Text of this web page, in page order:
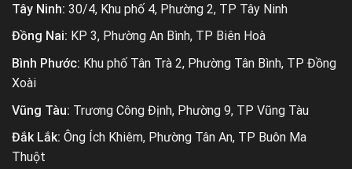
Tây Ninh: 30/4, Khu phố 4, Phường 2, TP Tây Ninh
Đồng Nai: KP 3, Phường An Bình, TP Biên Hoà
Bình Phước: Khu phố Tân Trà 2, Phường Tân Bình, TP Đồng
Xoài
Vũng Tàu: Trương Công Định, Phường 9, TP Vũng Tàu
Đắk Lắk: Ông Ích Khiêm, Phường Tân An, TP Buôn Ma
Thuột